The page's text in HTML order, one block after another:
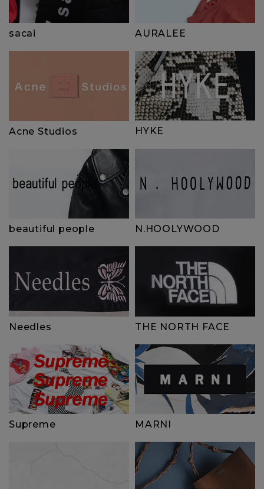
sacai AURALEE
Acne Studios HYKE
beautiful people N.HOOLYWOOD
Needles THE NORTH FACE
Supreme MARNI